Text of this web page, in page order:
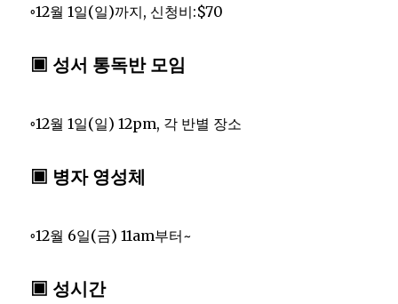
◦12월 1일(일)까지, 신청비:$70
▣ 성서 통독반 모임
◦12월 1일(일) 12pm, 각 반별 장소
▣ 병자 영성체
◦12월 6일(금) 11am부터~
▣ 성시간